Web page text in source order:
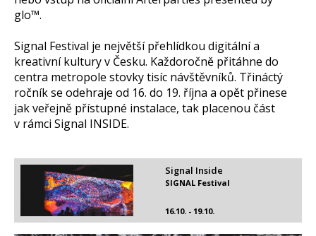
glo™.
Signal Festival je největší přehlídkou digitální a
kreativní kultury v Česku. Každoročně přitáhne do
centra metropole stovky tisíc návštěvníků. Třináctý
ročník se odehraje od 16. do 19. října a opět přinese
jak veřejně přístupné instalace, tak placenou část
v rámci Signal INSIDE.
Signal Inside
16.10. - 19.10.
SIGNAL Festival